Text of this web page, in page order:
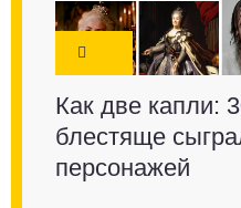
Как две капли:
блестяще
персонажей